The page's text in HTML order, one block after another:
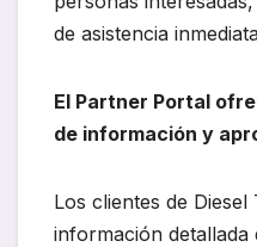
de asistencia
El Partner Portal
de información y
Los clientes de
información